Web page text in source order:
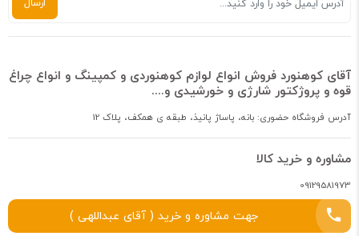
آقای کوهنورد فروش انواع لوازم کوهنوردی و کمپینگ و انواع چراغ
قوه و پروژکتور شارژی و خورشیدی و....
آدرس فروشگاه حضوری: بانه، پاساژ پانیذ، طبقه ی همکف، پلاک 12
مشاوره و خرید کالا
09129581973
جهت مشاوره و خرید ( آقای عبداللهی )